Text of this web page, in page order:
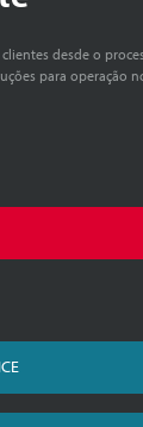
clientes desde o
para operação